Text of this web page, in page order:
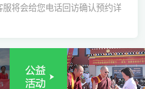
将会给您电话回访确认预约详